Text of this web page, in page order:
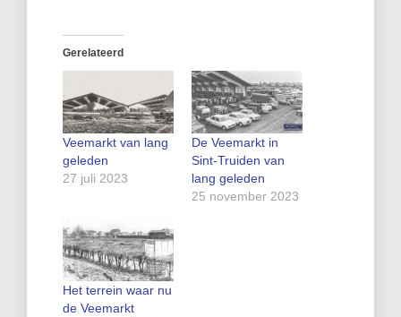
Gerelateerd
Veemarkt van lang
geleden
27 juli 2023
De Veemarkt in
Sint-Truiden van
lang geleden
25 november 2023
Het terrein waar nu
de Veemarkt